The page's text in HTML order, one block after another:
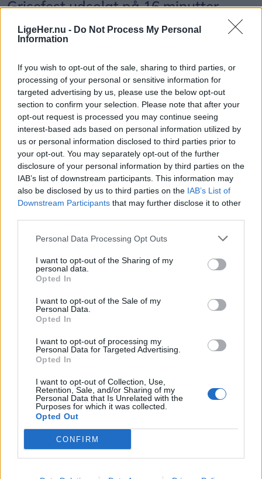
LigeHer.nu - Do Not Process My Personal
Information
If you wish to opt-out of the sale, sharing to third parties, or
processing of your personal or sensitive information for
targeted advertising by us, please use the below opt-out
section to confirm your selection. Please note that after your
opt-out request is processed you may continue seeing
interest-based ads based on personal information utilized by
us or personal information disclosed to third parties prior to
your opt-out. You may separately opt-out of the further
disclosure of your personal information by third parties on the
IAB’s list of downstream participants. This information may
also be disclosed by us to third parties on the IAB’s List of
Downstream Participants that may further disclose it to other
Personal Data Processing Opt Outs
I want to opt-out of the Sharing of my
personal data.
Opted In
I want to opt-out of the Sale of my
Personal Data.
Opted In
I want to opt-out of processing my
Personal Data for Targeted Advertising.
Opted In
I want to opt-out of Collection, Use,
Retention, Sale, and/or Sharing of my
Personal Data that Is Unrelated with the
Purposes for which it was collected.
Opted Out
CONFIRM
Grisefest udsolgt på 16 minutter
Asbjørn Hansen
06. august 2026 kl. 14.00
FARSØ: Man skal i den grad være på stikkerne,
hvis man skal have fingre i en af de eftertragtede
billetter til årets grisefest under Farsø Festen.
Det tog nemlig sølle 16 minutter, fra billetsalget
åbnede i Farsø Rådhuscenter, til man måtte melde
udsolgt. Det er fire minutter mindre, end det tog i
300 billetter er afsat på forhånd til VIP-sponsorer,
men derudover er der i år 420 billetter til salg, og
det er faktisk flere end sidste år.
- Det går altid stærkt, men det er ret vildt. Kvinden,
der stod forrest i køen efter en enkelt billet, havde
stået i kø i over fire timer for at være helt sikker,
siger formanden for festkomiteen, Kris Hansen.
Alt håb er ikke ude. Erfaringsmæssigt bliver nogle
med billet forhindret i at deltage eller fortryder, og
så kan man være heldig at få fingre i en.
Alle kan i øvrigt komme ind klokken 21, når
Del artikel